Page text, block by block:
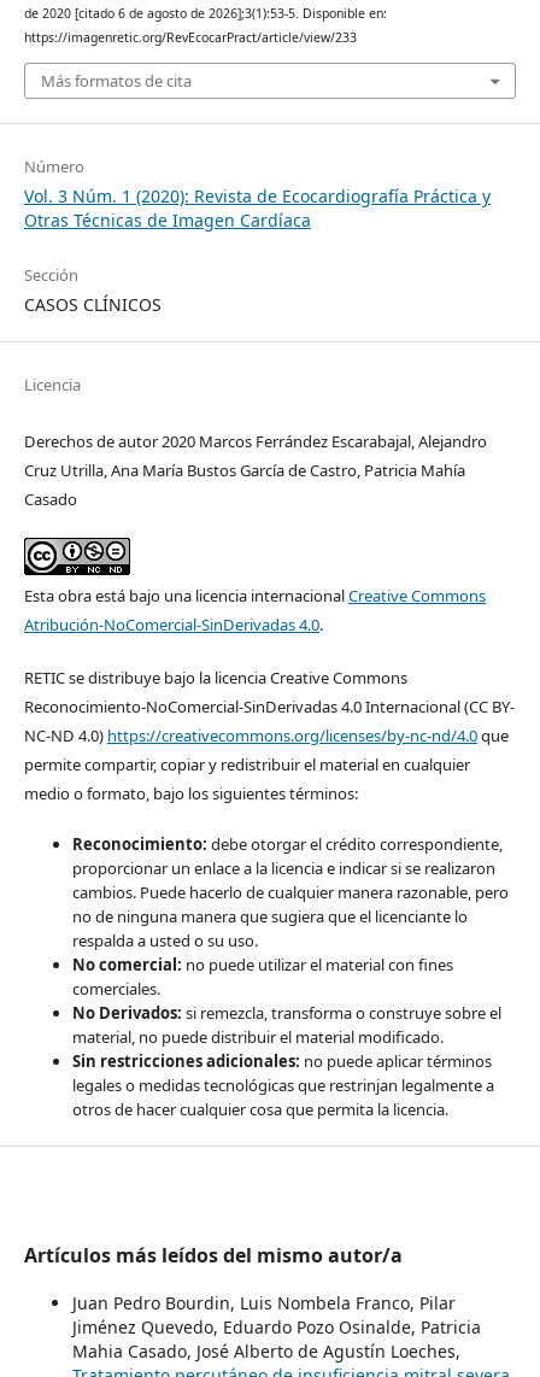
de 2020 [citado 6 de agosto de 2026];3(1):53-5. Disponible en:
https://imagenretic.org/RevEcocarPract/article/view/233
Más formatos de cita
Número
Vol. 3 Núm. 1 (2020): Revista de Ecocardiografía Práctica y
Otras Técnicas de Imagen Cardíaca
Sección
CASOS CLÍNICOS
Licencia
Derechos de autor 2020 Marcos Ferrández Escarabajal, Alejandro
Cruz Utrilla, Ana María Bustos García de Castro, Patricia Mahía
Casado
Esta obra está bajo una licencia internacionalCreative Commons
Atribución-NoComercial-SinDerivadas 4.0.
RETIC se distribuye bajo la licencia Creative Commons
Reconocimiento-NoComercial-SinDerivadas 4.0 Internacional (CC BY-
NC-ND 4.0) https://creativecommons.org/licenses/by-nc-nd/4.0que
permite compartir, copiar y redistribuir el material en cualquier
medio o formato, bajo los siguientes términos:
Reconocimiento: debe otorgar el crédito correspondiente,
proporcionar un enlace a la licencia e indicar si se realizaron
cambios. Puede hacerlo de cualquier manera razonable, pero
no de ninguna manera que sugiera que el licenciante lo
respalda a usted o su uso.
No comercial: no puede utilizar el material con fines
comerciales.
No Derivados: si remezcla, transforma o construye sobre el
material, no puede distribuir el material modificado.
Sin restricciones adicionales: no puede aplicar términos
legales o medidas tecnológicas que restrinjan legalmente a
otros de hacer cualquier cosa que permita la licencia.
Artículos más leídos del mismo autor/a
Juan Pedro Bourdin, Luis Nombela Franco, Pilar
Jiménez Quevedo, Eduardo Pozo Osinalde, Patricia
Mahia Casado, José Alberto de Agustín Loeches,